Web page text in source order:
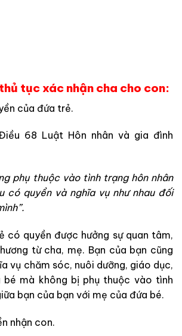
tục xác nhận cha cho con:
của đứa trẻ.
68 Luật Hôn nhân và gia đình
phụ thuộc vào tình trạng hôn nhân
có quyền và nghĩa vụ như nhau đối
có quyền được hưởng sự quan tâm,
từ cha, mẹ. Bạn của bạn cũng
vụ chăm sóc, nuôi dưỡng, giáo dục,
mà không bị phụ thuộc vào tình
bạn của bạn với mẹ của đứa bé.
nhận con.